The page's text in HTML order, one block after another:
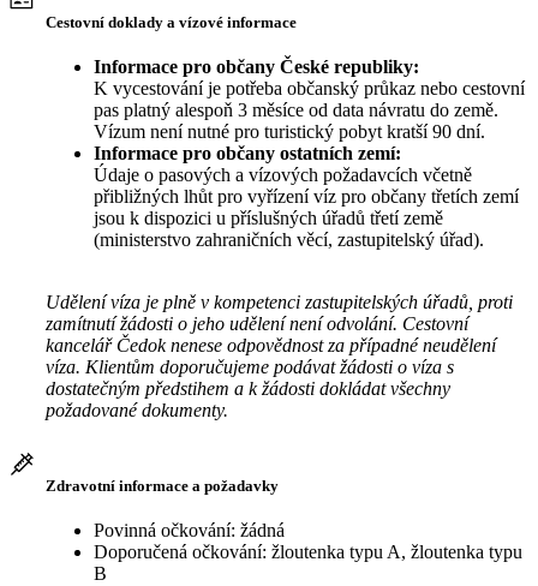
Cestovní doklady a vízové informace
Informace pro občany České republiky:
K vycestování je potřeba občanský průkaz nebo cestovní
pas platný alespoň 3 měsíce od data návratu do země.
Vízum není nutné pro turistický pobyt kratší 90 dní.
Informace pro občany ostatních zemí:
Údaje o pasových a vízových požadavcích včetně
přibližných lhůt pro vyřízení víz pro občany třetích zemí
jsou k dispozici u příslušných úřadů třetí země
(ministerstvo zahraničních věcí, zastupitelský úřad).
Udělení víza je plně v kompetenci zastupitelských úřadů, proti
zamítnutí žádosti o jeho udělení není odvolání. Cestovní
kancelář Čedok nenese odpovědnost za případné neudělení
víza. Klientům doporučujeme podávat žádosti o víza s
dostatečným předstihem a k žádosti dokládat všechny
požadované dokumenty.
Zdravotní informace a požadavky
Povinná očkování: žádná
Doporučená očkování: žloutenka typu A, žloutenka typu
B